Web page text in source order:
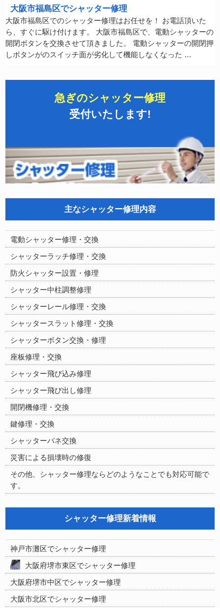
大阪市福島区でシャッター修理
大阪市福島区でのシャッター修理はお任せを！ お電話頂いた
ら、すぐに駆け付けます。 大阪市福島区で、電動シャッターの
開閉ボタンを交換させて頂きました。 電動シャッターの開閉押
しボタンがのスイッチ面が劣化して機能しなくなった …
急ぎのシャッター修理
受付いたします!
主なシャッター修理内容
電動シャッター修理・交換
シャッターラッチ修理・交換
防火シャッター設置・修理
シャッター中柱調整修理
シャッターレール修理・交換
シャッタースラット修理・交換
シャッターボタン交換・修理
座板修理・交換
シャッター飛び込み修理
シャッター飛び出し修理
開閉機修理・交換
鍵修理・交換
シャッターバネ交換
災害による損壊時の修復
その他、シャッター修理ならどのようなことでも対応可能で
す。
シャッター修理新着情報
神戸市灘区でシャッター修理
大阪府堺市東区でシャッター修理
大阪府堺市中区でシャッター修理
大阪市北区でシャッター修理